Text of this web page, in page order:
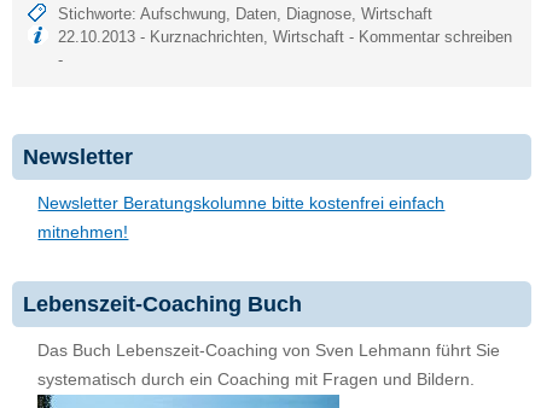
Stichworte:Aufschwung, Daten, Diagnose,Wirtschaft
22.10.2013 - Kurznachrichten,Wirtschaft - Kommentar schreiben
-
Newsletter
Newsletter Beratungskolumne bitte kostenfrei einfach
mitnehmen!
Lebenszeit-Coaching Buch
Das Buch Lebenszeit-Coaching von Sven Lehmann führt Sie
systematisch durch ein Coaching mit Fragen und Bildern.